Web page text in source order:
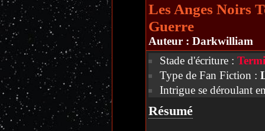
Les Anges Noirs
Guerre
Auteur : Darkwilliam
Stade d'écriture :
Type de Fan Fiction :
Intrigue se déroulant
Résumé